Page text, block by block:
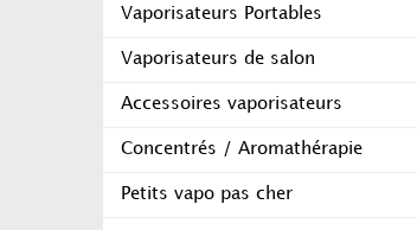
Vaporisateurs Portables
Vaporisateurs de salon
Accessoires vaporisateurs
Concentrés / Aromathérapie
Petits vapo pas cher